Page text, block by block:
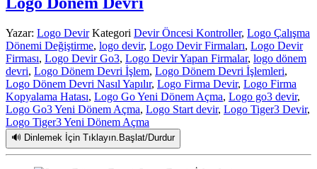
Yazar: Logo Devir Kategori Devir Öncesi Kontroller, Logo Çalışma
Dönemi Değiştirme, logo devir, Logo Devir Firmaları, Logo Devir
Firması, Logo Devir Go3, Logo Devir Yapan Firmalar, logo dönem
devri, Logo Dönem Devri İşlem, Logo Dönem Devri İşlemleri,
Logo Dönem Devri Nasıl Yapılır, Logo Firma Devir, Logo Firma
Kopyalama Hatası, Logo Go Yeni Dönem Açma, Logo go3 devir,
Logo Go3 Yeni Dönem Açma, Logo Start devir, Logo Tiger3 Devir,
Logo Tiger3 Yeni Dönem Açma
🔊 Dinlemek İçin Tıklayın.Başlat/Durdur